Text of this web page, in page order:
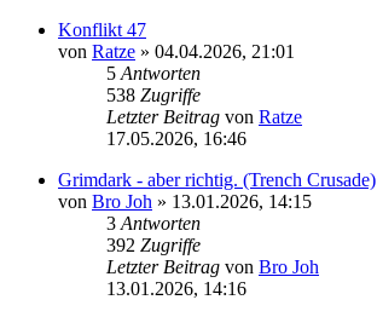
Konflikt 47
von Ratze » 04.04.2026, 21:01
5 Antworten
538 Zugriffe
Letzter Beitrag von Ratze
17.05.2026, 16:46
Grimdark - aber richtig. (Trench Crusade)
von Bro Joh » 13.01.2026, 14:15
3 Antworten
392 Zugriffe
Letzter Beitrag von Bro Joh
13.01.2026, 14:16